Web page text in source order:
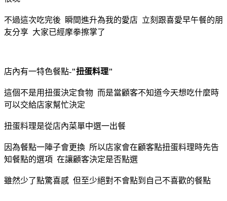
不過這次吃完後 瞬間進升為我的愛店 立刻跟喜愛早午餐的朋
友分享 大家已經摩拳擦掌了
店內有一特色餐點-"扭蛋料理"
這個不是用扭蛋決定食物 而是當顧客不知道今天想吃什麼時
可以交給店家幫忙決定
扭蛋料理是從店內菜單中選一出餐
因為餐點一陣子會更換 所以店家會在顧客點扭蛋料理時先告
知餐點的選項 在讓顧客決定是否點選
雖然少了點驚喜感 但至少絕對不會點到自己不喜歡的餐點